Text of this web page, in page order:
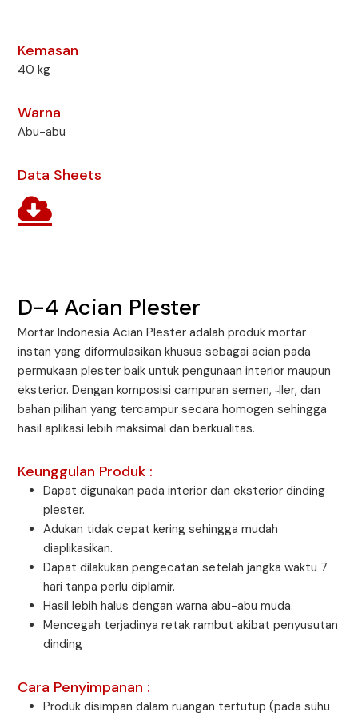
Kemasan
40 kg
Warna
Abu-abu
Data Sheets
D-4 Acian Plester
Mortar Indonesia Acian Plester adalah produk mortar
instan yang diformulasikan khusus sebagai acian pada
permukaan plester baik untuk pengunaan interior maupun
eksterior. Dengan komposisi campuran semen, ˶ller, dan
bahan pilihan yang tercampur secara homogen sehingga
hasil aplikasi lebih maksimal dan berkualitas.
Keunggulan Produk :
Dapat digunakan pada interior dan eksterior dinding
plester.
Adukan tidak cepat kering sehingga mudah
diaplikasikan.
Dapat dilakukan pengecatan setelah jangka waktu 7
hari tanpa perlu diplamir.
Hasil lebih halus dengan warna abu-abu muda.
Mencegah terjadinya retak rambut akibat penyusutan
dinding
Cara Penyimpanan :
Produk disimpan dalam ruangan tertutup (pada suhu